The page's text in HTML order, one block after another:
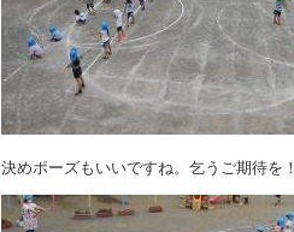
決めポーズもいいですね。乞うご期待を！